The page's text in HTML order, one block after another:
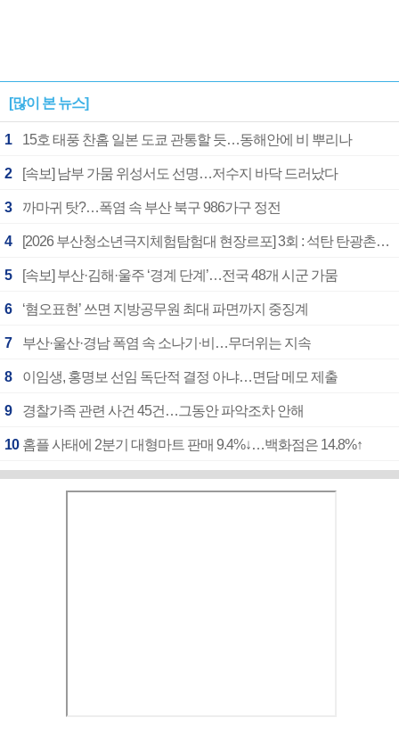
[많이 본 뉴스]
1 15호 태풍 찬홈 일본 도쿄 관통할 듯…동해안에 비 뿌리나
2 [속보] 남부 가뭄 위성서도 선명…저수지 바닥 드러났다
3 까마귀 탓?…폭염 속 부산 북구 986가구 정전
4 [2026 부산청소년극지체험탐험대 현장르포] 3회 : 석탄 탄광촌에서 북극 연구의 중심지로
5 [속보] 부산·김해·울주 ‘경계 단계’…전국 48개 시군 가뭄
6 ‘혐오표현’ 쓰면 지방공무원 최대 파면까지 중징계
7 부산·울산·경남 폭염 속 소나기·비…무더위는 지속
8 이임생, 홍명보 선임 독단적 결정 아냐…면담 메모 제출
9 경찰가족 관련 사건 45건…그동안 파악조차 안해
10 홈플 사태에 2분기 대형마트 판매 9.4%↓…백화점은 14.8%↑